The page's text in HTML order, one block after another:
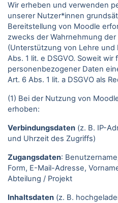
Wir erheben und verwenden
unserer Nutzer*innen
Bereitstellung von Moodle
zwecks der Wahrnehmung
(Unterstützung von Lehre und
Abs. 1 lit. e DSGVO. Soweit
personenbezogener Daten
Art. 6 Abs. 1 lit. a DSGVO als
(1) Bei der Nutzung von
erhoben:
Verbindungsdaten (z. B. IP-
und Uhrzeit des Zugriffs)
Zugangsdaten:
Form, E-Mail-Adresse,
Abteilung / Projekt
Inhaltsdaten (z. B.